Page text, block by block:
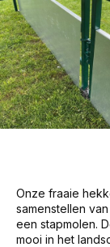
Onze fraaie
samenstellen
een stapmolen.
mooi in het